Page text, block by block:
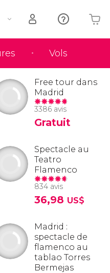
Vols
Votre panier est vide
Free tour dans
Madrid
3386 avis
Gratuit
Spectacle au
Teatro
Flamenco
834 avis
36,98 US$
Madrid :
spectacle de
flamenco au
tablao Torres
Bermejas